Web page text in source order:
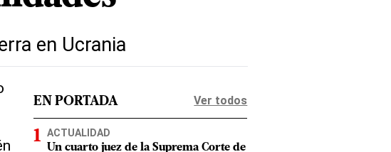
en Ucrania
EN PORTADA Ver todos
ACTUALIDAD
Un cuarto juez de la Suprema Corte de